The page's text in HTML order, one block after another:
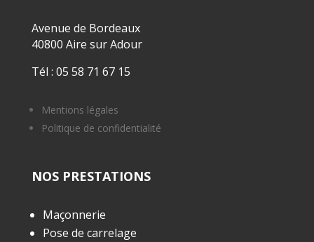
Avenue de Bordeaux
40800 Aire sur Adour
Tél : 05 58 71 67 15
Mentions légales
Politique de confidentialité
NOS PRESTATIONS
Maçonnerie
Pose de carrelage